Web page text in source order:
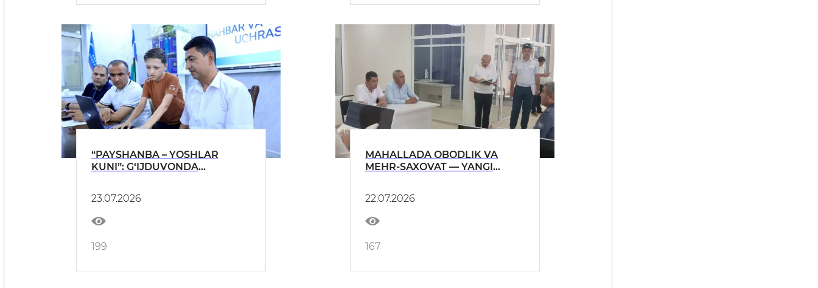
“PAYSHANBA – YOSHLAR
KUNI”: G‘IJDUVONDA
TASHABBUSLARI QO‘LLAB-
QUVVATLANMOQDA.
23.07.2026
199
MAHALLADA OBODLIK VA
MEHR-SAXOVAT — YANGI
IFODASI.
22.07.2026
167